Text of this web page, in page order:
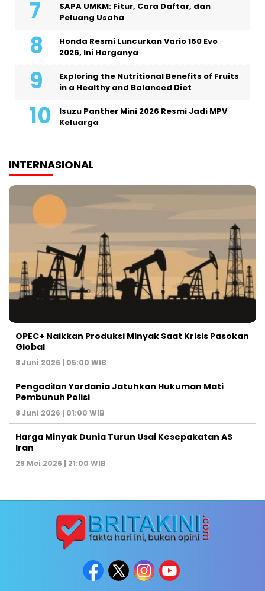
SAPA UMKM: Fitur, Cara Daftar, dan
Peluang Usaha
Honda Resmi Luncurkan Vario 160 Evo
2026, Ini Harganya
Exploring the Nutritional Benefits of Fruits
in a Healthy and Balanced Diet
Isuzu Panther Mini 2026 Resmi Jadi MPV
Keluarga
INTERNASIONAL
OPEC+ Naikkan Produksi Minyak Saat Krisis Pasokan
Global
8 Juni 2026 | 05:00 WIB
Pengadilan Yordania Jatuhkan Hukuman Mati
Pembunuh Polisi
8 Juni 2026 | 01:00 WIB
Harga Minyak Dunia Turun Usai Kesepakatan AS
Iran
29 Mei 2026 | 21:00 WIB